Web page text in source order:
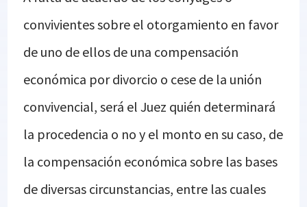
convivientes sobre el otorgamiento en favor
de uno de ellos de una compensación
económica por divorcio o cese de la unión
convivencial, será el Juez quién determinará
la procedencia o no y el monto en su caso, de
la compensación económica sobre las bases
de diversas circunstancias, entre las cuales